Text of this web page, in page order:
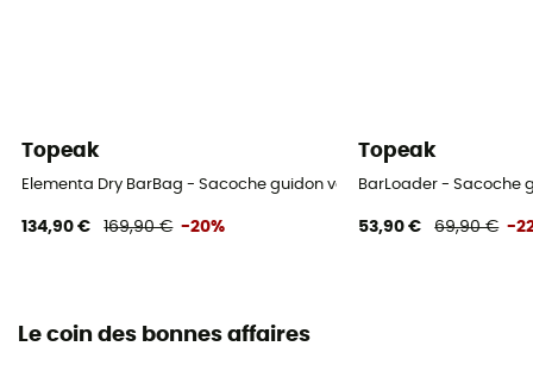
Topeak
Elementa Dry BarBag - Sacoche guidon vélo
134,90 € 169,90 € -20%
Topeak
BarLoader - Sacoche
53,90 € 69,90 € -
Le coin des bonnes affaires